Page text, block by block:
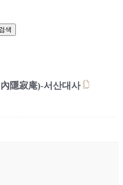
隱寂庵)-서산대사